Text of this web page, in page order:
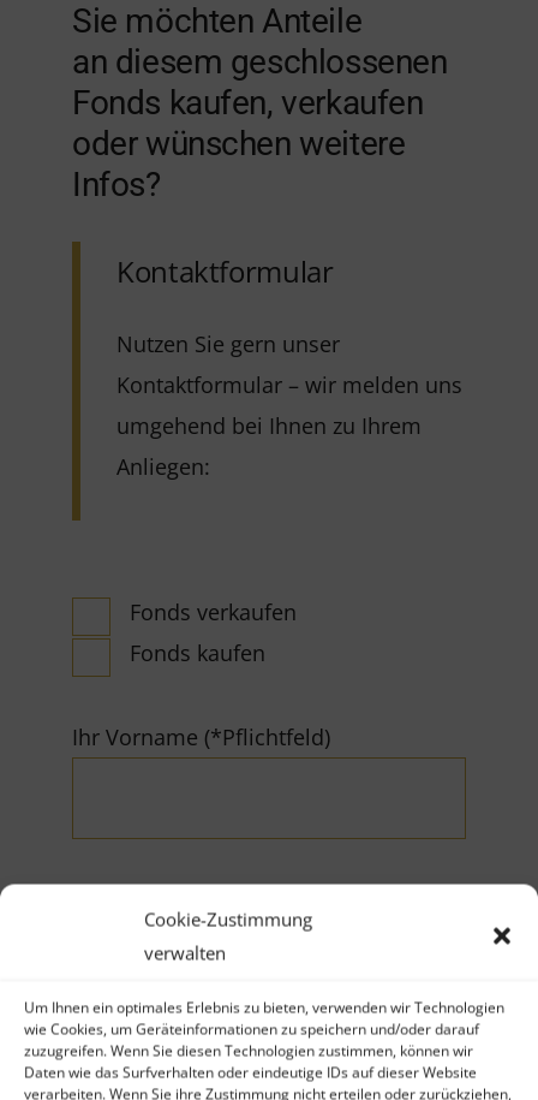
Cookie-Zustimmung
verwalten
Um Ihnen ein optimales Erlebnis zu bieten, verwenden wir Technologien
wie Cookies, um Geräteinformationen zu speichern und/oder darauf
zuzugreifen. Wenn Sie diesen Technologien zustimmen, können wir
Daten wie das Surfverhalten oder eindeutige IDs auf dieser Website
verarbeiten. Wenn Sie ihre Zustimmung nicht erteilen oder zurückziehen,
Sie möchten Anteile
an diesem geschlossenen
Fonds kaufen, verkaufen
oder wünschen weitere
Infos?
Kontaktformular
Nutzen Sie gern unser
Kontaktformular – wir melden uns
umgehend bei Ihnen zu Ihrem
Anliegen:
Fonds verkaufen
Fonds kaufen
Ihr Vorname (*Pflichtfeld)
Ihr Nachname (*Pflichtfeld)